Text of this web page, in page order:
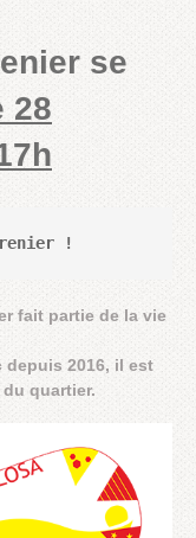
se
28
!
fait partie de la vie
depuis 2016, il est
quartier.